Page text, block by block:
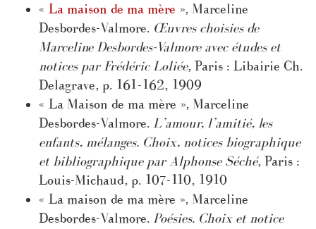
« La maison de ma mère », Marceline
Desbordes-Valmore. Œuvres choisies de
Marceline Desbordes-Valmore avec études et
notices par Frédéric Loliée, Paris : Libairie Ch.
Delagrave, p. 161-162, 1909
« La Maison de ma mère », Marceline
Desbordes-Valmore. L’amour, l’amitié, les
enfants, mélanges. Choix, notices biographique
et bibliographique par Alphonse Séché, Paris :
Louis-Michaud, p. 107-110, 1910
« La maison de ma mère », Marceline
Desbordes-Valmore. Poésies. Choix et notice